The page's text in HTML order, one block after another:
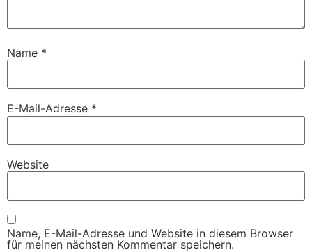
Name *
E-Mail-Adresse *
Website
Name, E-Mail-Adresse und Website in diesem Browser
für meinen nächsten Kommentar speichern.